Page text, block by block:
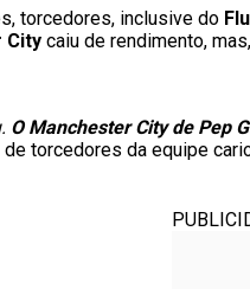
torcedores, inclusive do
City caiu de rendimento,
O Manchester City de Pep
torcedores da equipe